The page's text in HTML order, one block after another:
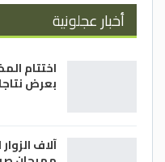
أخبار عجلونية
اختتام
بعرض
آلاف